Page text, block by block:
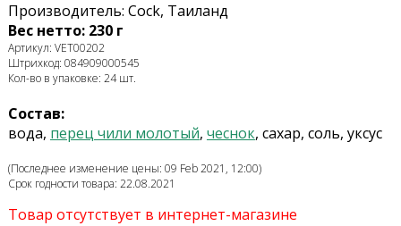
Производитель: Cock, Таиланд
Вес нетто: 230 г
Артикул: VET00202
Штрихкод: 084909000545
Кол-во в упаковке: 24 шт.
Состав:
вода, перец чили молотый, чеснок, сахар, соль, уксус
(Последнее изменение цены: 09 Feb 2021, 12:00)
Срок годности товара: 22.08.2021
Товар отсутствует в интернет-магазине